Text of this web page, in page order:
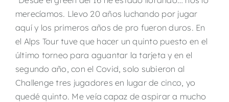
merecíamos. Llevo 20 años luchando por jugar
aquí y los primeros años de pro fueron duros. En
el Alps Tour tuve que hacer un quinto puesto en el
último torneo para aguantar la tarjeta y en el
segundo año, con el Covid, solo subieron al
Challenge tres jugadores en lugar de cinco, yo
quedé quinto. Me veía capaz de aspirar a mucho